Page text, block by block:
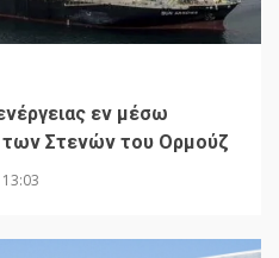
εν μέσω
Στενών του Ορμούζ